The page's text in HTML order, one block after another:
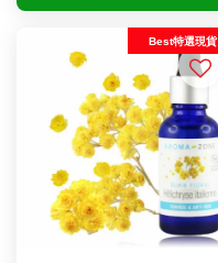
Best特選現貨